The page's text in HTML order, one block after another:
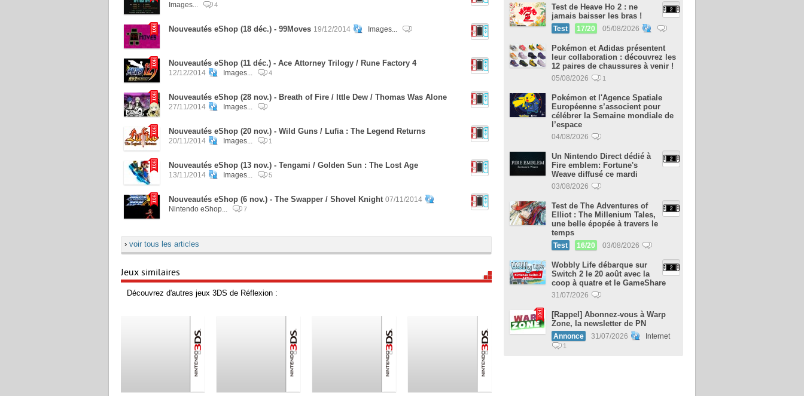
Images...
4
Nouveautés eShop (18 déc.) - 99Moves 19/12/2014 Images...
Nouveautés eShop (11 déc.) - Ace Attorney Trilogy / Rune Factory 4
12/12/2014 Images... 4
Nouveautés eShop (28 nov.) - Breath of Fire / Ittle Dew / Thomas Was Alone
27/11/2014 Images...
Nouveautés eShop (20 nov.) - Wild Guns / Lufia : The Legend Returns
20/11/2014 Images... 1
Nouveautés eShop (13 nov.) - Tengami / Golden Sun : The Lost Age
13/11/2014 Images... 5
Nouveautés eShop (6 nov.) - The Swapper / Shovel Knight 07/11/2014
Nintendo eShop...
7
› voir tous les articles
Jeux similaires
Découvrez d'autres jeux 3DS de Réflexion :
Test de Heave Ho 2 : ne
jamais baisser les bras !
Test 17/20 05/08/2026
Pokémon et Adidas présentent
leur collaboration : découvrez les
12 paires de chaussures à venir !
05/08/2026 1
Pokémon et l'Agence Spatiale
Européenne s’associent pour
célébrer la Semaine mondiale de
l’espace
04/08/2026
Un Nintendo Direct dédié à
Fire emblem: Fortune's
Weave diffusé ce mardi
03/08/2026
Test de The Adventures of
Elliot : The Millenium Tales,
une belle épopée à travers le
temps
Test 16/20 03/08/2026
Wobbly Life débarque sur
Switch 2 le 20 août avec la
coop à quatre et le GameShare
31/07/2026
[Rappel] Abonnez-vous à Warp
Zone, la newsletter de PN
Annonce 31/07/2026 Internet
1